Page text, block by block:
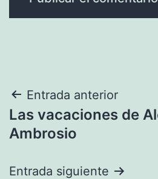
Navegación
de
Entrada anterior
Las vacaciones de
Ambrosio
Entrada siguiente